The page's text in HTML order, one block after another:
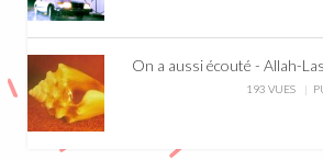
On a aussi écouté - Allah-
193 VUES